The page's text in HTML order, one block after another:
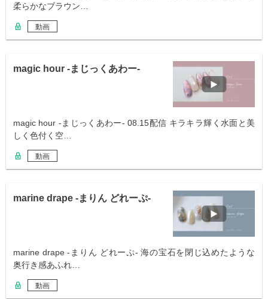
柔らかなブラウン…
動画
magic hour -まじっくあわー-
magic hour -まじっくあわー- 08.15配信 キラキラ輝く水面と美
しく色付く空…
動画
marine drape -まりん どれーぷ-
marine drape -まりん どれーぷ- 海の宝石を閉じ込めたような
奥行き感あふれ…
動画